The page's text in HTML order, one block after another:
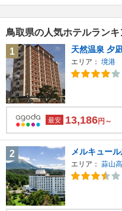
鳥取県の人気ホテルランキ
1
天然温泉 夕
エリア： 境港
最安 13,186円～
2 メルキュー
エリア： 蒜山